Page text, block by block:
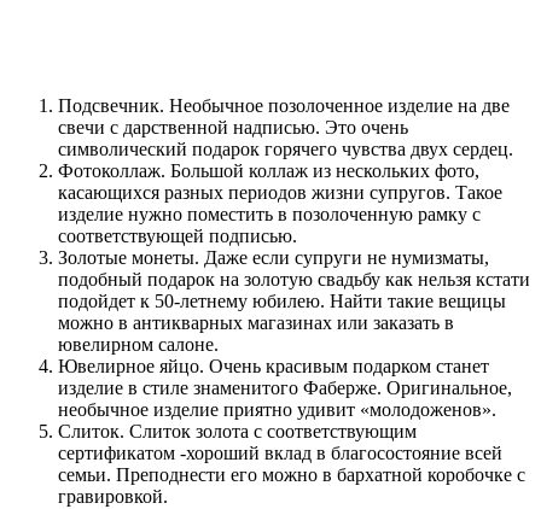
Подсвечник. Необычное позолоченное изделие на две
свечи с дарственной надписью. Это очень
символический подарок горячего чувства двух сердец.
Фотоколлаж. Большой коллаж из нескольких фото,
касающихся разных периодов жизни супругов. Такое
изделие нужно поместить в позолоченную рамку с
соответствующей подписью.
Золотые монеты. Даже если супруги не нумизматы,
подобный подарок на золотую свадьбу как нельзя кстати
подойдет к 50-летнему юбилею. Найти такие вещицы
можно в антикварных магазинах или заказать в
ювелирном салоне.
Ювелирное яйцо. Очень красивым подарком станет
изделие в стиле знаменитого Фаберже. Оригинальное,
необычное изделие приятно удивит «молодоженов».
Слиток. Слиток золота с соответствующим
сертификатом -хороший вклад в благосостояние всей
семьи. Преподнести его можно в бархатной коробочке с
гравировкой.